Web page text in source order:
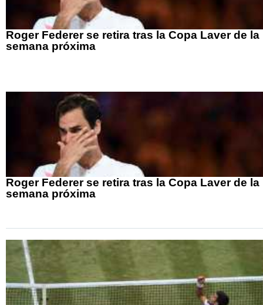
Roger Federer se retira tras la Copa Laver de la
semana próxima
Roger Federer se retira tras la Copa Laver de la
semana próxima